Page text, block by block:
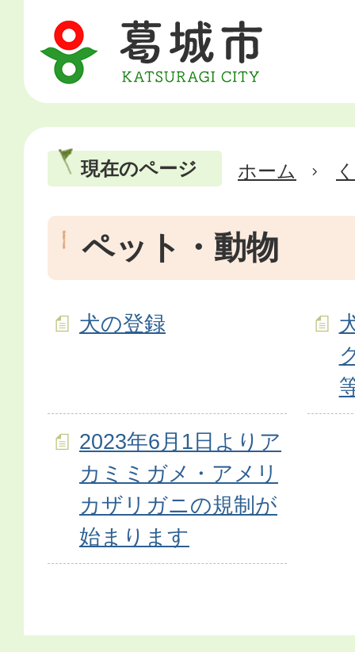
現在のページ ホーム
ペット・動物
犬の登録
2023年6月1日よりア
カミミガメ・アメリ
カザリガニの規制が
始まります